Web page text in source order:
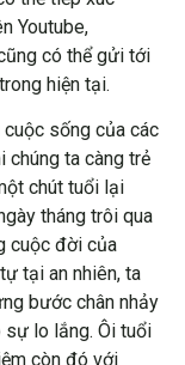
Youtube,
có thể gửi tới
hiện tại.
cuộc sống của các
chúng ta càng trẻ
chút tuổi lại
tháng trôi qua
cuộc đời của
tại an nhiên, ta
bước chân nhảy
sự lo lắng. Ôi tuổi
còn đó với